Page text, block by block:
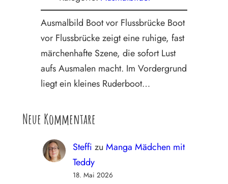
Ausmalbild Boot vor Flussbrücke Boot
vor Flussbrücke zeigt eine ruhige, fast
märchenhafte Szene, die sofort Lust
aufs Ausmalen macht. Im Vordergrund
liegt ein kleines Ruderboot…
Neue Kommentare
Steffi zu Manga Mädchen mit
Teddy
18. Mai 2026